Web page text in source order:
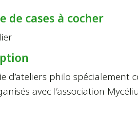
de cases à cocher
d’ateliers philo spécialement
avec l’association